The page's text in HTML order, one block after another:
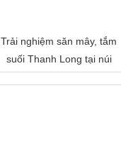
Trải nghiệm săn mây, tắm
suối Thanh Long tại núi